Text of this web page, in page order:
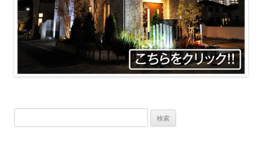
索: